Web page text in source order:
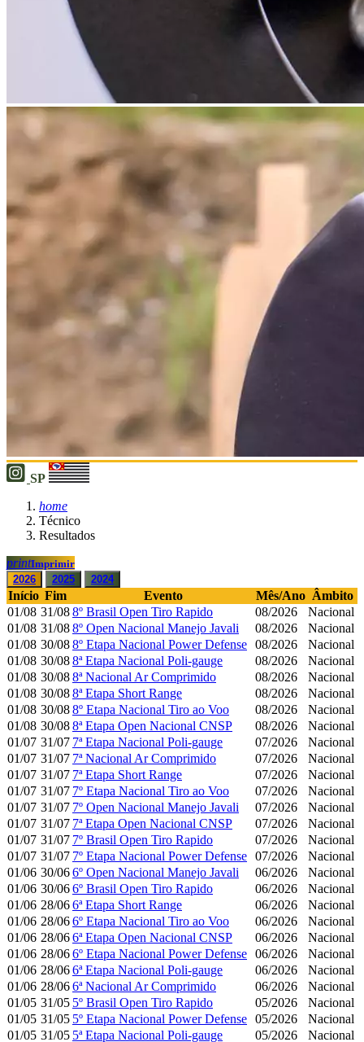
SP
home
Técnico
Resultados
printImprimir
2026
2025 2024
Início Fim Evento Mês/Ano Âmbito
01/08 31/088º Brasil Open Tiro Rapido 08/2026
Nacional
01/08 31/088º Open Nacional Manejo Javali 08/2026
Nacional
01/08 30/088º Etapa Nacional Power Defense 08/2026
Nacional
01/08 30/088ª Etapa Nacional Poli-gauge 08/2026
Nacional
01/08 30/088ª Nacional Ar Comprimido 08/2026
Nacional
01/08 30/088ª Etapa Short Range 08/2026
Nacional
01/08 30/088º Etapa Nacional Tiro ao Voo 08/2026
Nacional
01/08 30/088ª Etapa Open Nacional CNSP 08/2026
Nacional
01/07 31/07 7ª Etapa Nacional Poli-gauge 07/2026
Nacional
01/07 31/07 7ª Nacional Ar Comprimido 07/2026
Nacional
01/07 31/07 7ª Etapa Short Range 07/2026
Nacional
01/07 31/07 7º Etapa Nacional Tiro ao Voo 07/2026
Nacional
01/07 31/07 7º Open Nacional Manejo Javali 07/2026
Nacional
01/07 31/07 7ª Etapa Open Nacional CNSP 07/2026
Nacional
01/07 31/07 7º Brasil Open Tiro Rapido 07/2026
Nacional
01/07 31/07 7º Etapa Nacional Power Defense 07/2026
Nacional
01/06 30/066º Open Nacional Manejo Javali 06/2026
Nacional
01/06 30/066º Brasil Open Tiro Rapido 06/2026
Nacional
01/06 28/066ª Etapa Short Range 06/2026
Nacional
01/06 28/066º Etapa Nacional Tiro ao Voo 06/2026
Nacional
01/06 28/066ª Etapa Open Nacional CNSP 06/2026
Nacional
01/06 28/066º Etapa Nacional Power Defense 06/2026
Nacional
01/06 28/066ª Etapa Nacional Poli-gauge 06/2026
Nacional
01/06 28/066ª Nacional Ar Comprimido 06/2026
Nacional
01/05 31/05 5º Brasil Open Tiro Rapido 05/2026
Nacional
01/05 31/05 5º Etapa Nacional Power Defense 05/2026
Nacional
01/05 31/05 5ª Etapa Nacional Poli-gauge 05/2026 Nacional